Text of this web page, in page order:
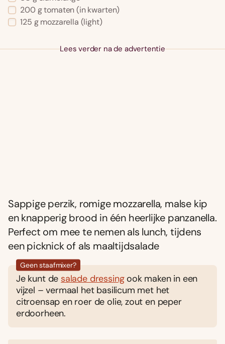
200 gtomaten(in kwarten)
125 g mozzarella (light)
Lees verder na de advertentie
Sappige perzik, romige mozzarella, malse kip
en knapperig brood in één heerlijke panzanella.
Perfect om mee te nemen als lunch, tijdens
een picknick of als maaltijdsalade
Geen staafmixer?
Je kunt de salade dressingook maken in een
vijzel – vermaal het basilicum met het
citroensap en roer de olie, zout en peper
erdoorheen.